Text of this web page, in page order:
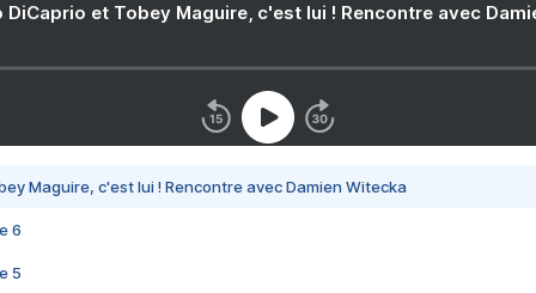
DiCaprio et Tobey Maguire, c'est lui ! Rencontre avec
Maguire, c'est lui ! Rencontre avec Damien Witecka
6
5